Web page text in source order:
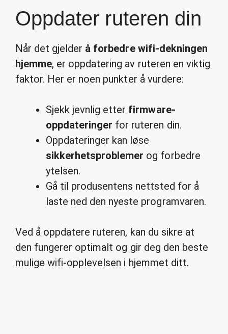
Oppdater ruteren din
Når det gjelder å forbedre wifi-dekningen
hjemme, er oppdatering av ruteren en viktig
faktor. Her er noen punkter å vurdere:
Sjekk jevnlig etter firmware-
oppdateringer for ruteren din.
Oppdateringer kan løse
sikkerhetsproblemer og forbedre
ytelsen.
Gå til produsentens nettsted for å
laste ned den nyeste programvaren.
Ved å oppdatere ruteren, kan du sikre at
den fungerer optimalt og gir deg den beste
mulige wifi-opplevelsen i hjemmet ditt.